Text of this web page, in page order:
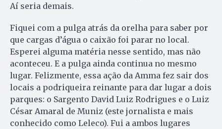
Aí seria demais.
Fiquei com a pulga atrás da orelha para saber por
que cargas d’água o caixão foi parar no local.
Esperei alguma matéria nesse sentido, mas não
aconteceu. E a pulga ainda continua no mesmo
lugar. Felizmente, essa ação da Amma fez sair dos
locais a podriqueira reinante para dar lugar a dois
parques: o Sargento David Luiz Rodrigues e o Luiz
César Amaral de Muniz (este jornalista e mais
conhecido como Leleco). Fui a ambos lugares